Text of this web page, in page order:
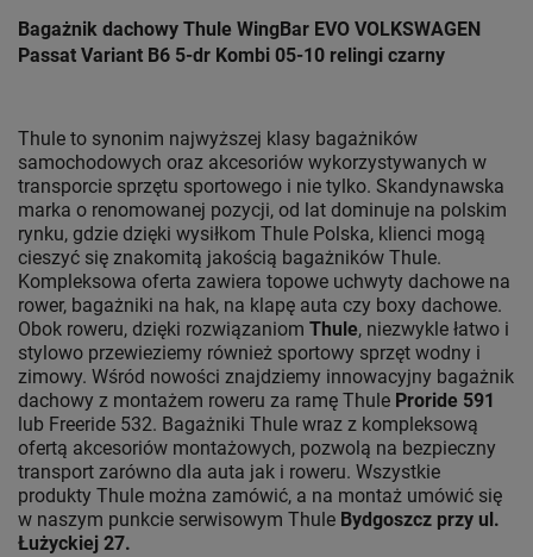
Bagażnik dachowy Thule WingBar EVO VOLKSWAGEN
Passat Variant B6 5-dr Kombi 05-10 relingi czarny
Thule to synonim najwyższej klasy bagażników
samochodowych oraz akcesoriów wykorzystywanych w
transporcie sprzętu sportowego i nie tylko. Skandynawska
marka o renomowanej pozycji, od lat dominuje na polskim
rynku, gdzie dzięki wysiłkom Thule Polska, klienci mogą
cieszyć się znakomitą jakością bagażników Thule.
Kompleksowa oferta zawiera topowe uchwyty dachowe na
rower, bagażniki na hak, na klapę auta czy boxy dachowe.
Obok roweru, dzięki rozwiązaniom Thule, niezwykle łatwo i
stylowo przewieziemy również sportowy sprzęt wodny i
zimowy. Wśród nowości znajdziemy innowacyjny bagażnik
dachowy z montażem roweru za ramę Thule Proride 591
lub Freeride 532. Bagażniki Thule wraz z kompleksową
ofertą akcesoriów montażowych, pozwolą na bezpieczny
transport zarówno dla auta jak i roweru. Wszystkie
produkty Thule można zamówić, a na montaż umówić się
w naszym punkcie serwisowym Thule Bydgoszcz przy ul.
Łużyckiej 27.